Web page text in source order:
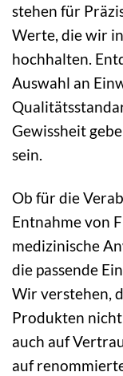
stehen für
Werte, die wir
hochhalten.
Auswahl an
Gewissheit
sein.
Ob für die
Entnahme von
medizinische
die passende
Wir verstehen,
Produkten
auch auf
auf